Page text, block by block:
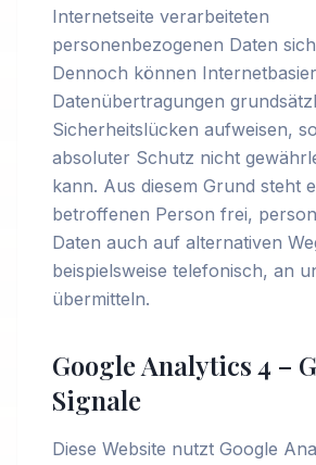
Internetseite verarbeiteten
personenbezogenen Daten
Dennoch können
Datenübertragungen
Sicherheitslücken aufweisen,
absoluter Schutz nicht
kann. Aus diesem Grund steht
betroffenen Person frei,
Daten auch auf alternativen
beispielsweise telefonisch, an
übermitteln.
Google Analytics 4 –
Signale
Diese Website nutzt Google